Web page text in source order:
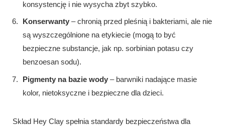
konsystencję i nie wysycha zbyt szybko.
Konserwanty – chronią przed pleśnią i bakteriami, ale nie
są wyszczególnione na etykiecie (mogą to być
bezpieczne substancje, jak np. sorbinian potasu czy
benzoesan sodu).
Pigmenty na bazie wody – barwniki nadające masie
kolor, nietoksyczne i bezpieczne dla dzieci.
Skład Hey Clay spełnia standardy bezpieczeństwa dla